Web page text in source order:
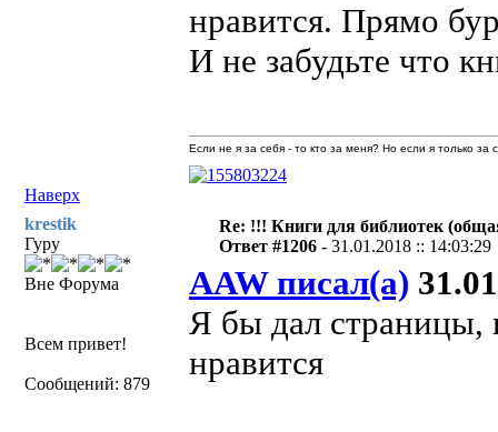
нравится. Прямо
И не забудьте что
Наверх
Если не я за себя - то кто за меня? Но если я только
krestik
Гуру
Вне Форума
Всем привет!
Сообщений: 879
Re: !!! Книги для библиотек
Ответ #1206 -31.01.2018 :: 14:03:29
AAW писал(а)
Я бы дал страницы,
нравится